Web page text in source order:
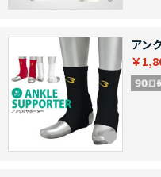
アン
￥